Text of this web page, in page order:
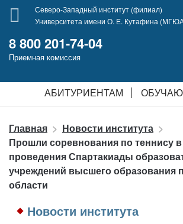
Северо-Западный институт (филиал)
Университета имени О. Е. Кутафина
8 800 201-74-04
Приемная комиссия
АБИТУРИЕНТАМ
Главная
Новости института
Прошли соревнования по теннису
проведения Спартакиады
учреждений высшего образования
области
Новости института